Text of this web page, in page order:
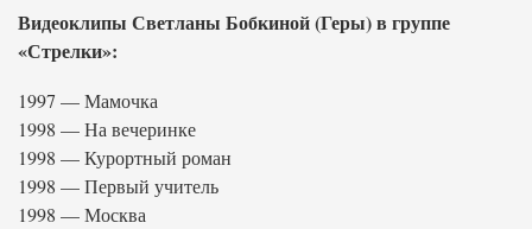
Видеоклипы Светланы Бобкиной (Геры) в группе
«Стрелки»:
1997 — Мамочка
1998 — На вечеринке
1998 — Курортный роман
1998 — Первый учитель
1998 — Москва